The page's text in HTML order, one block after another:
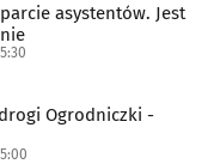
asystentów. Jest
Ogrodniczki -